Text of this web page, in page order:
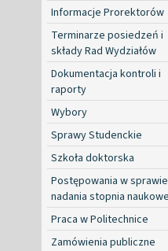
Informacje Prorektorów
Terminarze posiedzeń i
składy Rad Wydziałów
Dokumentacja kontroli i
raporty
Wybory
Sprawy Studenckie
Szkoła doktorska
Postępowania w sprawie
nadania stopnia
Praca w Politechnice
Zamówienia publiczne